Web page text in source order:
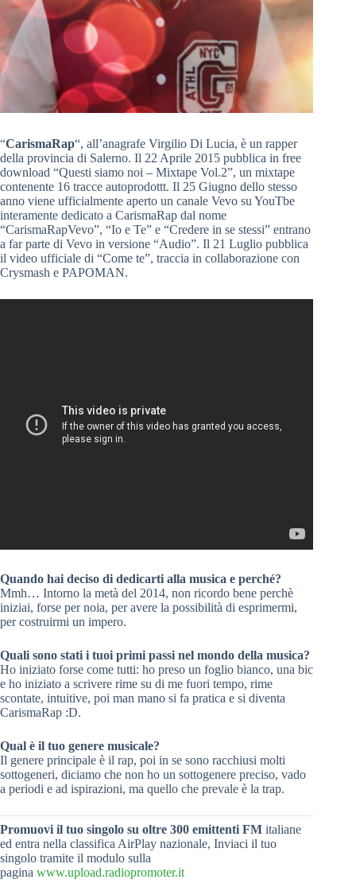
“CarismaRap“, all’anagrafe Virgilio Di Lucia, è un rapper
della provincia di Salerno. Il 22 Aprile 2015 pubblica in free
download “Questi siamo noi – Mixtape Vol.2”, un mixtape
contenente 16 tracce autoprodottt. Il 25 Giugno dello stesso
anno viene ufficialmente aperto un canale Vevo su YouTbe
interamente dedicato a CarismaRap dal nome
“CarismaRapVevo”, “Io e Te” e “Credere in se stessi” entrano
a far parte di Vevo in versione “Audio”. Il 21 Luglio pubblica
il video ufficiale di “Come te”, traccia in collaborazione con
Crysmash e PAPOMAN.
Quando hai deciso di dedicarti alla musica e perché?
Mmh… Intorno la metà del 2014, non ricordo bene perchè
iniziai, forse per noia, per avere la possibilità di esprimermi,
per costruirmi un impero.
Quali sono stati i tuoi primi passi nel mondo della musica?
Ho iniziato forse come tutti: ho preso un foglio bianco, una bic
e ho iniziato a scrivere rime su di me fuori tempo, rime
scontate, intuitive, poi man mano si fa pratica e si diventa
CarismaRap :D.
Qual è il tuo genere musicale?
Il genere principale è il rap, poi in se sono racchiusi molti
sottogeneri, diciamo che non ho un sottogenere preciso, vado
a periodi e ad ispirazioni, ma quello che prevale è la trap.
Promuovi il tuo singolo su oltre 300 emittenti FM italiane
ed entra nella classifica AirPlay nazionale, Inviaci il tuo
singolo tramite il modulo sulla
pagina www.upload.radiopromoter.it